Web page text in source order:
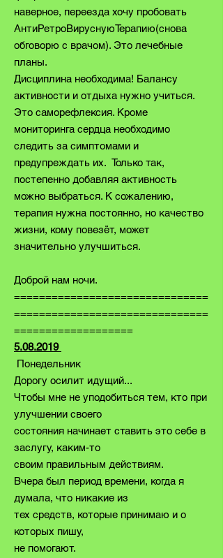
наверное, переезда хочу пробовать
АнтиРетроВируснуюТерапию(снова
обговорю с врачом). Это лечебные
планы.
Дисциплина необходима! Балансу
активности и отдыха нужно учиться.
Это саморефлексия. Кроме
мониторинга сердца необходимо
следить за симптомами и
предупреждать их. Только так,
постепенно добавляя активность
можно выбраться. К сожалению,
терапия нужна постоянно, но качество
жизни, кому повезёт, может
значительно улучшиться.
Доброй нам ночи.
===============================
===============================
===================
5.08.2019
Понедельник
Дорогу осилит идущий...
Чтобы мне не уподобиться тем, кто при
улучшении своего
состояния начинает ставить это себе в
заслугу, каким-то
своим правильным действиям.
Вчера был период времени, когда я
думала, что никакие из
тех средств, которые принимаю и о
которых пишу,
не помогают.